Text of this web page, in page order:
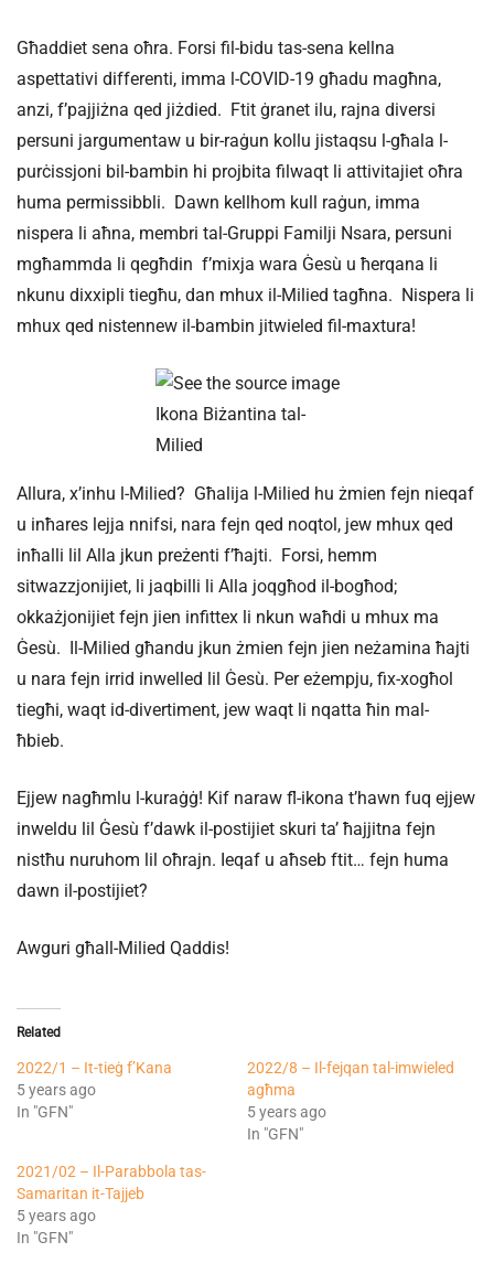
Għaddiet sena oħra. Forsi fil-bidu tas-sena kellna
aspettativi differenti, imma l-COVID-19 għadu magħna,
anzi, f’pajjiżna qed jiżdied. Ftit ġranet ilu, rajna diversi
persuni jargumentaw u bir-raġun kollu jistaqsu l-għala l-
purċissjoni bil-bambin hi projbita filwaqt li attivitajiet oħra
huma permissibbli. Dawn kellhom kull raġun, imma
nispera li aħna, membri tal-Gruppi Familji Nsara, persuni
mgħammda li qegħdin f’mixja wara Ġesù u ħerqana li
nkunu dixxipli tiegħu, dan mhux il-Milied tagħna. Nispera li
mhux qed nistennew il-bambin jitwieled fil-maxtura!
Ikona Biżantina tal-
Milied
Allura, x’inhu l-Milied? Għalija l-Milied hu żmien fejn nieqaf
u inħares lejja nnifsi, nara fejn qed noqtol, jew mhux qed
inħalli lil Alla jkun preżenti f’ħajti. Forsi, hemm
sitwazzjonijiet, li jaqbilli li Alla joqgħod il-bogħod;
okkażjonijiet fejn jien infittex li nkun waħdi u mhux ma
Ġesù. Il-Milied għandu jkun żmien fejn jien neżamina ħajti
u nara fejn irrid inwelled lil Ġesù. Per eżempju, fix-xogħol
tiegħi, waqt id-divertiment, jew waqt li nqatta ħin mal-
ħbieb.
Ejjew nagħmlu l-kuraġġ! Kif naraw fl-ikona t’hawn fuq ejjew
inweldu lil Ġesù f’dawk il-postijiet skuri ta’ ħajjitna fejn
nistħu nuruhom lil oħrajn. Ieqaf u aħseb ftit… fejn huma
dawn il-postijiet?
Awguri għall-Milied Qaddis!
Related
2022/1 – It-tieġ f’Kana
5 years ago
In "GFN"
2022/8 – Il-fejqan tal-imwieled
agħma
5 years ago
In "GFN"
2021/02 – Il-Parabbola tas-
Samaritan it-Tajjeb
5 years ago
In "GFN"